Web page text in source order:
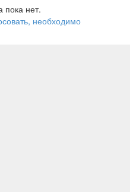
пока нет.
необходимо